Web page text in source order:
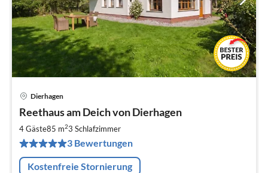
Dierhagen
Reethaus am Deich von Dierhagen
4 Gäste85 m23 Schlafzimmer
3 Bewertungen
Kostenfreie Stornierung